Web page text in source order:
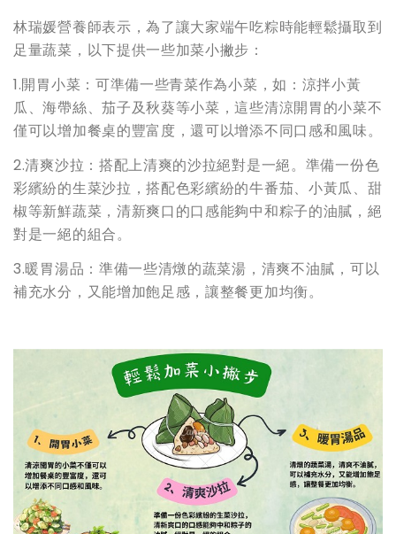
林瑞媛營養師表示，為了讓大家端午吃粽時能輕鬆攝取到
足量蔬菜，以下提供一些加菜小撇步：
1.開胃小菜：可準備一些青菜作為小菜，如：涼拌小黃
瓜、海帶絲、茄子及秋葵等小菜，這些清涼開胃的小菜不
僅可以增加餐桌的豐富度，還可以增添不同口感和風味。
2.清爽沙拉：搭配上清爽的沙拉絕對是一絕。準備一份色
彩繽紛的生菜沙拉，搭配色彩繽紛的牛番茄、小黃瓜、甜
椒等新鮮蔬菜，清新爽口的口感能夠中和粽子的油膩，絕
對是一絕的組合。
3.暖胃湯品：準備一些清燉的蔬菜湯，清爽不油膩，可以
補充水分，又能增加飽足感，讓整餐更加均衡。